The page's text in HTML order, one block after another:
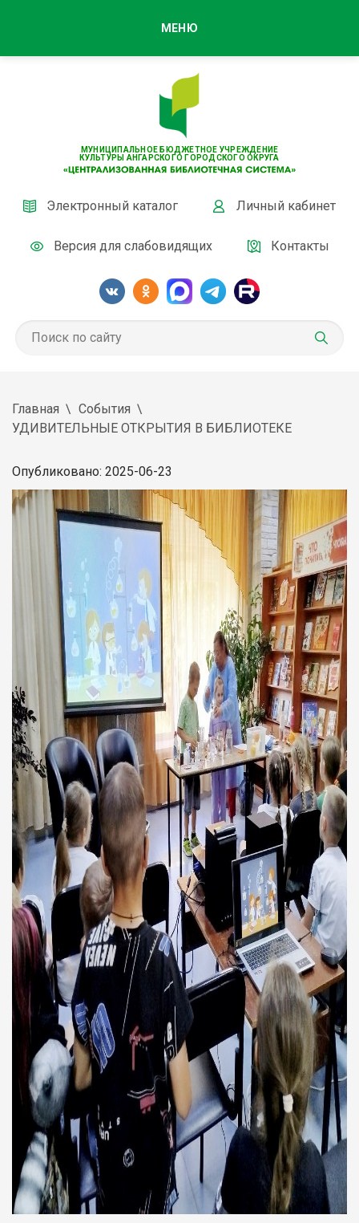
МУНИЦИПАЛЬНОЕ БЮДЖЕТНОЕ УЧРЕЖДЕНИЕ
КУЛЬТУРЫ АНГАРСКОГО ГОРОДСКОГО ОКРУГА
Электронный каталог Личный кабинет
Версия для слабовидящих Контакты
МЕНЮ
Главная
События
УДИВИТЕЛЬНЫЕ ОТКРЫТИЯ В БИБЛИОТЕКЕ
Опубликовано: 2025-06-23